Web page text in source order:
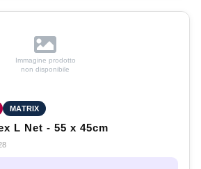
Immagine prodotto
non disponibile
MATRIX
L Net - 55 x 45cm